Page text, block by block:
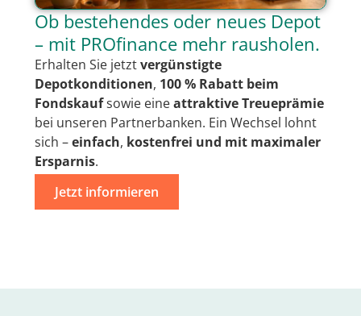
Ob bestehendes oder neues Depot
– mit PROfinance mehr rausholen.
Erhalten Sie jetztvergünstigte
Depotkonditionen, 100 % Rabatt beim
Fondskaufsowie eineattraktive Treueprämie
bei unseren Partnerbanken. Ein Wechsel lohnt
sich –einfach, kostenfrei und mit maximaler
Ersparnis.
Jetzt informieren